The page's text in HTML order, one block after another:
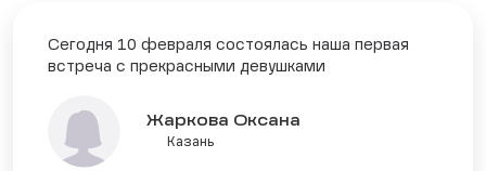
Сегодня 10 февраля состоялась наша первая
встреча с прекрасными девушками
Жаркова Оксана
Казань